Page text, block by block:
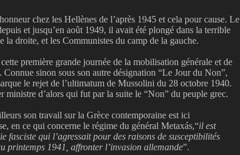
chez les Hellènes de l’après 1945 et cela pour cause. Le
et jusqu’en août 1949, il avait été plongé dans la terrible
droite, et les Communistes du camp de la gauche.
première grande journée de la mobilisation générale et de
sinon sous son autre désignation “Le Jour du Non”,
le rejet de l’ultimatum de Mussolini du 28 octobre 1940.
ministre d’alors qui fut par la suite le “Non” du peuple grec.
son travail sur la Grèce contemporaine est ici
en ce qui concerne le régime du général Metaxás,“il est
qui l’agressait pour des raisons de susceptibilités
printemps 1941, affronter l’invasion allemande”.